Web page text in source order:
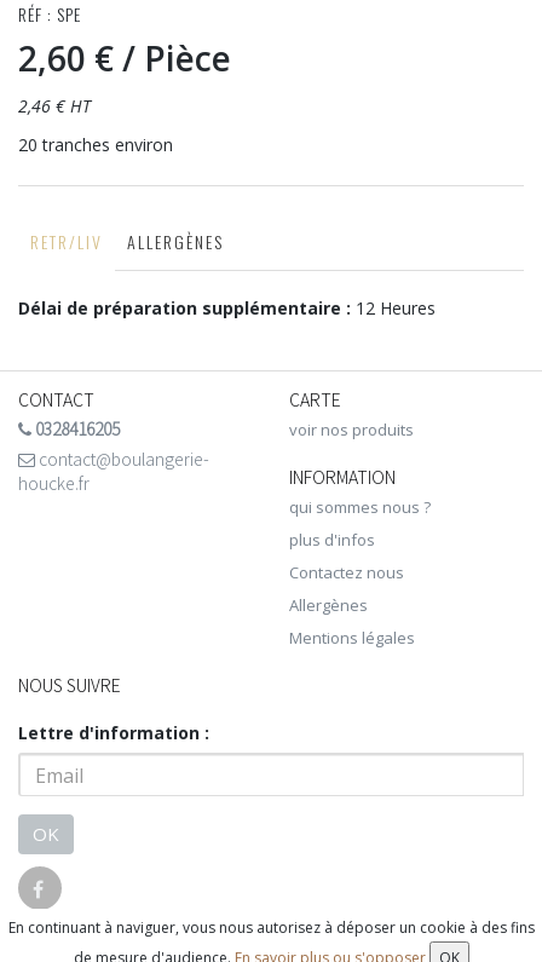
RÉF : SPE
2,60 €/ Pièce
2,46 € HT
20 tranches environ
RETR/LIV ALLERGÈNES
Délai de préparation supplémentaire : 12 Heures
CONTACT
0328416205
contact@boulangerie-
houcke.fr
CARTE
voir nos produits
INFORMATION
qui sommes nous ?
plus d'infos
Contactez nous
Allergènes
Mentions légales
NOUS SUIVRE
Lettre d'information :
OK
© 2026 - Logiciel
SaasFood - Logiciel de gestion de commande sur
En continuant à naviguer, vous nous autorisez à déposer un cookie à des fins
de mesure d'audience. En savoir plus ou s'opposer OK